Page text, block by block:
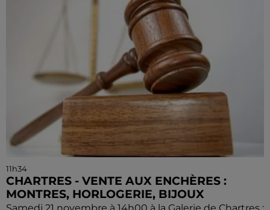
11h34
CHARTRES - VENTE AUX ENCHÈRES :
MONTRES, HORLOGERIE, BIJOUX
Samedi 21 novembre à 14h00 à la Galerie de Chartres :